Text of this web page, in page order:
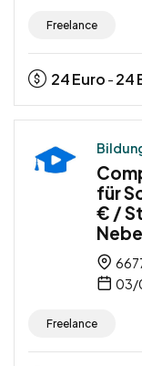
Freelance
24Euro - 24
für
€ /
03/
Freelance